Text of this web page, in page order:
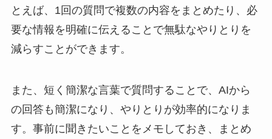
とえば、1回の質問で複数の内容をまとめたり、必
要な情報を明確に伝えることで無駄なやりとりを
減らすことができます。
また、短く簡潔な言葉で質問することで、AIから
の回答も簡潔になり、やりとりが効率的になりま
す。事前に聞きたいことをメモしておき、まとめ